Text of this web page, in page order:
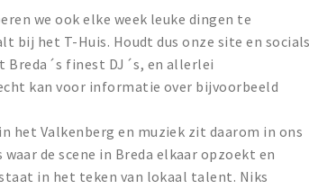
we ook elke week leuke dingen te
bij het T-Huis. Houdt dus onze site en
Breda´s finest DJ´s, en allerlei
kan voor informatie over bijvoorbeeld
het Valkenberg en muziek zit daarom in ons
de scene in Breda elkaar opzoekt en
in het teken van lokaal talent. Niks